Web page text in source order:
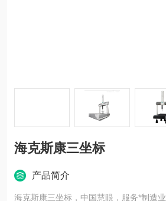
海克斯康三坐标
产品简介
海克斯康三坐标，中国慧眼，服务*制造业